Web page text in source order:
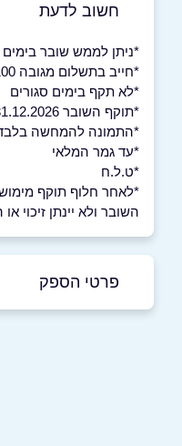
חשוב לדעת
*ניתן לממש שובר
*חייב בתשלום מגובה 100 ס"מ
*לא תקף בימים סגורים
*תוקף השובר 31.12.2026
*התמונה להמחשה
*עד גמר המלאי
*ט.ל.ח
*לאחר חלוף תוקף
השובר ולא יינתן זיכוי
פרטי הספק